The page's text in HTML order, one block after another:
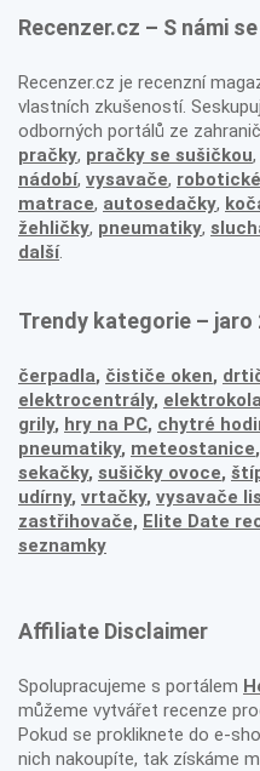
Recenzer.cz – S námi
Recenzer.cz je recenzní
vlastních zkušeností.
odborných portálů ze
pračky, pračky se sušičkou,
nádobí, vysavače,
matrace, autosedačky,
žehličky, pneumatiky,
další.
Trendy kategorie – jaro
čerpadla, čističe oken,
elektrocentrály,
grily, hry na PC, chytré
pneumatiky, meteostanice,
sekačky, sušičky ovoce,
udírny, vrtačky, vysavače
zastřihovače, Elite Date
seznamky
Affiliate Disclaimer
Spolupracujeme s portálem
můžeme vytvářet recenze
Pokud se prokliknete do e-
nich nakoupíte, tak získáme